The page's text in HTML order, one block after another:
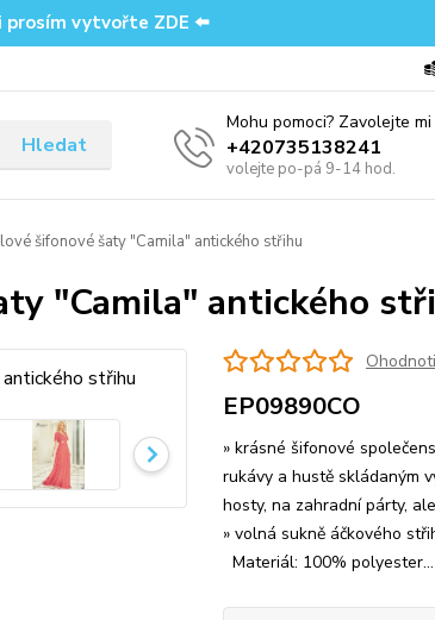
prosím vytvořte ZDE ⬅️
Hledat
Mohu pomoci? Zavolejte mi
‭+420735138241
volejte po-pá 9-14 hod.
šifonové šaty "Camila" antického střihu
"Camila" antického
EP09890CO
» krásné šifonové
rukávy a hustě skládaným
hosty, na zahradní párty,
» volná sukně áčkového
Materiál: 100% polyester...